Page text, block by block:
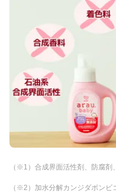
（※1）合成界面活性剤、防腐
（※2）加水分解カンジダボンビ